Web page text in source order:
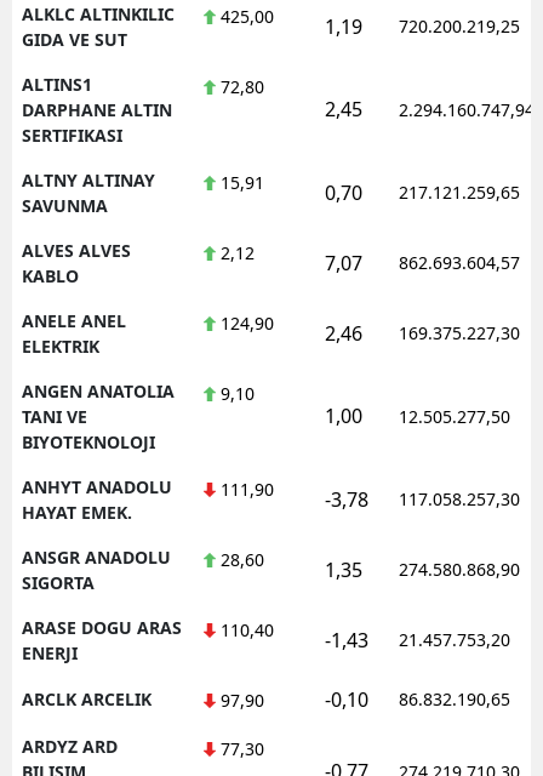
ALKLC ALTINKILIC
GIDA VE SUT
425,00 1,19 720.200.219,25
ALTINS1
DARPHANE ALTIN
SERTIFIKASI
72,80
2,45 2.294.160.747,94
ALTNY ALTINAY
SAVUNMA
15,91 0,70 217.121.259,65
ALVES ALVES
KABLO
2,12 7,07 862.693.604,57
ANELE ANEL
ELEKTRIK
124,90 2,46 169.375.227,30
ANGEN ANATOLIA
TANI VE
BIYOTEKNOLOJI
9,10
1,00 12.505.277,50
ANHYT ANADOLU
HAYAT EMEK.
111,90 -3,78 117.058.257,30
ANSGR ANADOLU
SIGORTA
28,60 1,35 274.580.868,90
ARASE DOGU ARAS
ENERJI
110,40 -1,43 21.457.753,20
ARCLK ARCELIK 97,90 -0,10 86.832.190,65
ARDYZ ARD
BILISIM
77,30
-0,77 274.219.710,30